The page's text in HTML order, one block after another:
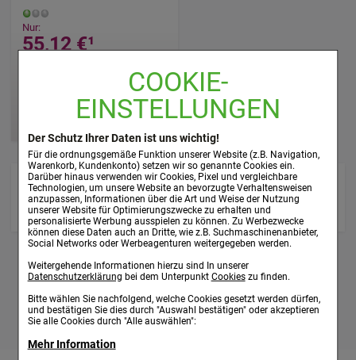
COOKIE-
EINSTELLUNGEN
Der Schutz Ihrer Daten ist uns wichtig!
Für die ordnungsgemäße Funktion unserer Website (z.B. Navigation,
Warenkorb, Kundenkonto) setzen wir so genannte Cookies ein.
Darüber hinaus verwenden wir Cookies, Pixel und vergleichbare
Technologien, um unsere Website an bevorzugte Verhaltensweisen
anzupassen, Informationen über die Art und Weise der Nutzung
unserer Website für Optimierungszwecke zu erhalten und
personalisierte Werbung ausspielen zu können. Zu Werbezwecke
können diese Daten auch an Dritte, wie z.B. Suchmaschinenanbieter,
Social Networks oder Werbeagenturen weitergegeben werden.
Weitergehende Informationen hierzu sind In unserer
Datenschutzerklärung bei dem Unterpunkt Cookieszu finden.
Bitte wählen Sie nachfolgend, welche Cookies gesetzt werden dürfen,
und bestätigen Sie dies durch "Auswahl bestätigen" oder akzeptieren
Sie alle Cookies durch "Alle auswählen":
Mehr Information
Nur:
55,12 €¹
inkl. MwSt. ggf. zzgl. Versandkosten